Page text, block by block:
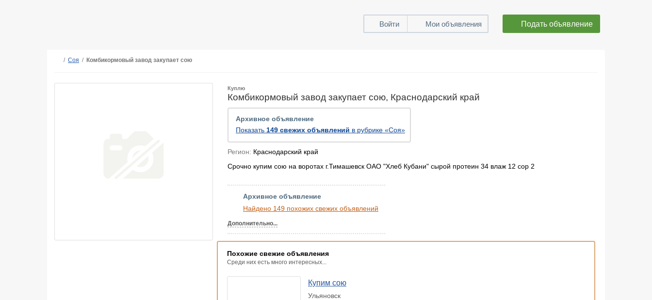
Войти Мои объявления Подать объявление
/ Соя / Комбикормовый завод закупает сою
Куплю
Комбикормовый завод закупает сою, Краснодарский край
Архивное объявление
Показать 149 свежих объявлений в рубрике «Соя»
Регион: Краснодарский край
Срочно купим сою на воротах г.Тимашевск ОАО "Хлеб Кубани" сырой протеин 34 влаж 12 сор 2
Архивное объявление
Найдено 149 похожих свежих объявлений
Дополнительно...
Похожие свежие объявления
Среди них есть много интересных...
Купим сою
Ульяновск